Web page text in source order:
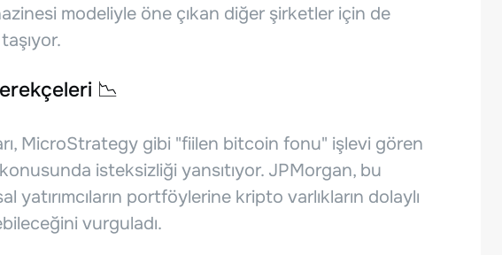
modeliyle öne çıkan diğer şirketler için de
📉
MicroStrategy gibi "fiilen bitcoin fonu" işlevi gören
isteksizliği yansıtıyor. JPMorgan, bu
yatırımcıların portföylerine kripto varlıkların dolaylı
vurguladı.